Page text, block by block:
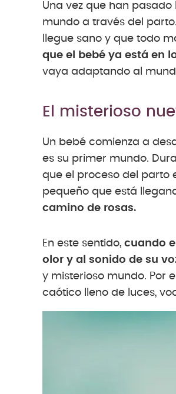
Una vez que han pasado
mundo a través del
llegue sano y que todo
que el bebé ya está en
vaya adaptando al
El misterioso
Un bebé comienza a
es su primer mundo.
que el proceso del parto
pequeño que está
camino de rosas.
En este sentido, cuando
olor y al sonido de su
y misterioso mundo. Por
caótico lleno de luces,